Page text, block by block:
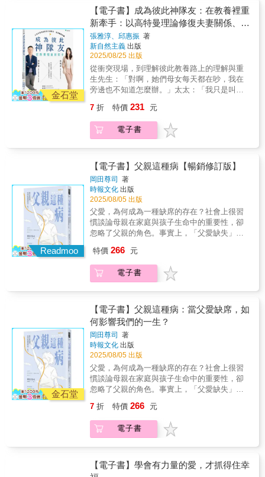
分行最高主管。中年轉職餐飲業開創新局，目
前擔任 NU PASTA 與天利食堂雙品牌總經理。
廣結人脈、善於跨世代對談的他，可以說「沒
有聊不來的天」！此次與兒子庭旭展開深度對
談，除了分享教養觀點，更延伸至對生命、職
場與「成功」的省思。有別人們對高階主管日
理萬機的奔忙印象，吳家德展現的，是一種從
容且堅毅的人生姿態。在兒子庭旭眼中，父親
並不試圖將他捏塑成理想模樣；遇到衝突時，
不強迫我該怎麼走、該成為誰，而是在日常的
對話與陪伴中，讓我提早接觸那些學校不一定
會教、但未來一定會用到的能力——閱讀、寫
心聲」：由吳家德以父親身分出發，透過自身
經驗談自我管理、人脈經營、理財觀念與情緒
修養，傳遞對兒子的關愛。他不高姿態說教，
而以行動與智慧分享，鼓勵年輕人正向思考、
持續學習，並針對家長常見的教養難題：「如
何陪伴孩子成長、面對成績焦慮與情感關
係」，提供實用且溫暖的溝通策略。輯二「父
親的模樣與對我的影響」：由兒子庭旭書寫成
長歷程中的掙扎與蛻變！從迷惘少年到主動學
坦誠描繪父子間的張力與理解，延伸學習與思
考的領悟，細膩呈現身教的力量與情感的轉
化。這不只是一本教養書，而是透過父子兩代
的真誠對話，提煉出「掌握選擇權」與「從容
走自己的路」的生命精神。它提醒父母，唯有
放手，孩子才能勇敢前行；也提醒我們，在繁
忙匆促、講求速成的時代裡，唯有放下焦慮與
糾結，才能察覺沿途風景。在這個飛快而喧囂
的時代，慢下來，正視並傾聽自己內心的選
擇；並以祝福取代對立，幸福便不再是奇蹟。
◎特別撰文推薦這本書，無論從家德的角度出
發，還是從庭旭的眼裡透視，在在都可以看
永遠沒有絕對的模式，然而，從別人的個案，
我們確實也能勾勒出一些輪廓，一些條則，當
成我們的借鏡。——蔡詩萍（作家、台北市文
速度，我去學校跟同學跑就好了。」這段話，
我讀了，幾乎淚灑。實在太幸福了，我羨慕家
徑，又怎麼讓人生「倒吃甘蔗」？◆ 「放空」
真的不好嗎？誰說慢慢走就不能迎向花路？◆
該跟孩子聊什麼？「人際關係」是不可避免的
重要話題！◆ 親子間最好的距離，竟是「剛剛
好的靠近」……想起從前做為捆工的父親，在
西螺休息站累倒的身影——那份往事牽引著爸
爸關愛的眼神，一幕幕在吳家德腦海中刷過。
學生時期的他，為了脫貧，對自己嚴格要求，
親以來，走過職場奮力拚搏的坎途，他交付給
獨立思考，以及尋找自我、掌握人生「選擇
權」的訣竅。吳家德在銀行業打滾近二十年，
從基層業務做起，只花不到九年就一路攀升至
分行最高主管。中年轉職餐飲業開創新局，目
前擔任 NU PASTA 與天利食堂雙品牌總經理。
廣結人脈、善於跨世代對談的他，可以說「沒
有聊不來的天」！此次與兒子庭旭展開深度對
談，除了分享教養觀點，更延伸至對生命、職
場與「成功」的省思。有別人們對高階主管日
理萬機的奔忙印象，吳家德展現的，是一種從
容且堅毅的人生姿態。在兒子庭旭眼中，父親
並不試圖將他捏塑成理想模樣；遇到衝突時，
能以傾聽取代說教，甚至勇於道歉。「他從來
不強迫我該怎麼走、該成為誰，而是在日常的
對話與陪伴中，讓我提早接觸那些學校不一定
度。」全書分為兩輯：輯一「一位父親的真實
心聲」：由吳家德以父親身分出發，透過自身
經驗談自我管理、人脈經營、理財觀念與情緒
修養，傳遞對兒子的關愛。他不高姿態說教，
而以行動與智慧分享，鼓勵年輕人正向思考、
持續學習，並針對家長常見的教養難題：「如
何陪伴孩子成長、面對成績焦慮與情感關
係」，提供實用且溫暖的溝通策略。輯二「父
親的模樣與對我的影響」：由兒子庭旭書寫成
長歷程中的掙扎與蛻變！從迷惘少年到主動學
坦誠描繪父子間的張力與理解，延伸學習與思
考的領悟，細膩呈現身教的力量與情感的轉
化。這不只是一本教養書，而是透過父子兩代
的真誠對話，提煉出「掌握選擇權」與「從容
走自己的路」的生命精神。它提醒父母，唯有
窮，憂鬱症、自殺、恐怖情人等社會事件頻
傳，需要透過深度心理治療或精神分析，才能
逐步探索自己是如何在成長過程中形塑成今日
的模樣。身心靈全人治療權威許添盛醫師，在
書中引導讀者回溯自身成長經驗，透過自我覺
察與深度對話，重新面對內在世界，理解自己
的情緒模式與教育方式如何影響下一代。所有
父母和教育者，一定要從每個孩子獨特的天賦
才能來看待他們，竭盡全力幫助孩子找出他們
的優點。在教育上，我們要開始定出很多套價
識，就會覺得自己是獨特的、充滿自信心，各
方面也會越來越往正向發展。在身心靈的觀念
裡，一定要強調，把一個人的尊嚴跟他的行
嚴有被維護，將來就會尊重別人和自己。書中
將深入剖析青少年人格發展的關鍵因素，探討
各種可能引發身心困擾的根源，幫助父母在陪
伴孩子成長的同時，也能療癒自己的內在小
孩，進而建立更健康、和諧的親子關係。
金石堂
【電子書】成為彼此神隊友：在教養裡重
新牽手：以高特曼理論修復夫妻關係、重
建育兒共識
張雅淳、邱惠振 著
新自然主義 出版
2025/08/25 出版
從衝突現場，到理解彼此教養路上的理解與重
生先生：「對啊，她們母女每天都在吵，我在
旁邊也不知道怎麼辦。」太太：「我只是叫她
會生氣啊！」先生：「你就不要一直罵她啊，
你一罵她就更火大。」太太：「我不罵，她根
本聽不進去！」先生：「可是我用講的，她就
問題前來諮商，結果卻演變成另一場夫妻爭執
——這樣的場景，你熟悉嗎？類似這樣的情
景，對很多家庭來說，可能都不陌生。表面上
看似是夫妻在教養上的意見不同，背後卻藏著
滿滿的情緒、誤解與「沒被支持」的委屈。本
書，正是從夫妻再熟悉不過的日常場景出發，
一步步帶領讀者看見教養背後的問題，並找到
情感重新連結的可能。▍教養，是關係的照妖
鏡曾經並肩築夢的伴侶，在孩子出生後，卻常
變化談起，說明為何教養會讓關係從「我們」
變成「我和你」，也為什麼很多人覺得，自己
在當父母的過程中逐漸失去了作為「伴侶」的
角色。本書從高特曼理論出發，帶領讀者從
「親密感消失的轉折點」出發，重新回到愛的
地圖，練習再一次靠近彼此。▍不一定要吵
贏，而是要聽懂要知道，爭吵的背後，是情
緒；情緒的背後，是說出口的期盼。本書第
二、三章聚焦於家庭裡的「情緒風暴」：你是
否常常一句話就點燃對方的怒火？是否感受到
「我們好像只剩下吵架的功能」？這些現象，
其實都有心理學上的解釋。透過高特曼提出的
牆，帶讀者理解衝突的模式、學會如何拆掉家
庭中的炸彈，進而找到更健康的溝通節奏。因
為，好的衝突處理，正是深化彼此關係的開
認為花錢要有計畫，他覺得偶爾犒賞一下也沒
關係……這些常常爭不完的議題，其實是「永
7 折 特價 231 元
電子書
Readmoo
【電子書】父親這種病【暢銷修訂版】
岡田尊司
著
時報文化 出版
2025/08/05 出版
父愛，為何成為一種缺席的存在？社會上很習
慣談論母親在家庭與孩子生命中的重要性，卻
忽略了父親的角色。事實上，「父愛缺失」是
像中更深遠。當父親的角色因缺席、冷漠、過
度嚴苛或失去功能而失衡，孩子將如何面對自
我價值、親密關係與社會適應？本書深入剖析
象，意味著父親在親子關係中扮演缺席或功能
障礙的失衡角色。在現代社會，離婚率上升、
父職功能弱化，越來越多孩子在「無父環境」
下成長。心理學研究顯示，父親的缺席會讓孩
子缺乏安全感、自信心不足，甚至在人際關係
中反覆遭遇挫折。更嚴重的是，父愛的失衡可
能導致孩子日後對權威的恐懼、極端的順從或
叛逆，甚至影響他們建立穩定的親密關係。◎
父親缺席的社會現象：為何全球越來越多家庭
出現「無父狀態」？這對孩子的心理發展有何
安型、自愛型、過度完美型，各類父親如何影
響孩子的成長？◎父職的生物學與心理學基
礎：男性與女性不同，無法在生物學行為中與
母愛在本質上不同？◎我們該如何療癒自己？
特價 266 元
電子書
金石堂
【電子書】父親這種病：當父愛缺席，如
何影響我們的一生？
岡田尊司
著
時報文化 出版
2025/08/05 出版
父愛，為何成為一種缺席的存在？社會上很習
慣談論母親在家庭與孩子生命中的重要性，卻
忽略了父親的角色。事實上，「父愛缺失」是
像中更深遠。當父親的角色因缺席、冷漠、過
度嚴苛或失去功能而失衡，孩子將如何面對自
我價值、親密關係與社會適應？本書深入剖析
象，意味著父親在親子關係中扮演缺席或功能
障礙的失衡角色。在現代社會，離婚率上升、
7 折 特價 266 元
電子書
【電子書】學會有力量的愛，才抓得住幸